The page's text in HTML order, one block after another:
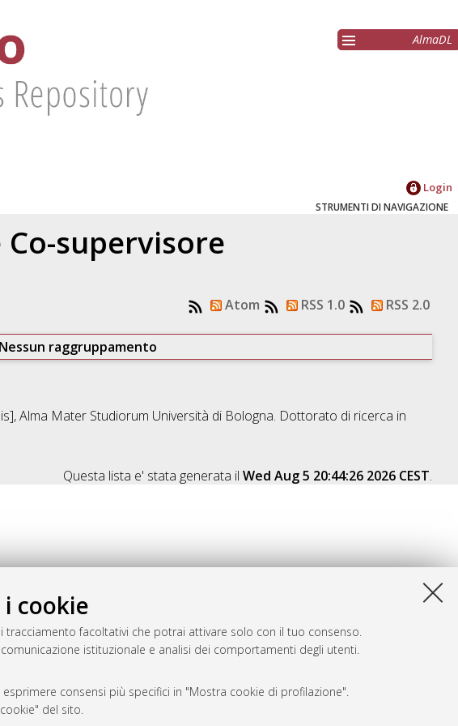
cookie
facoltativi che potrai attivare solo con il tuo consenso.
istituzionale e analisi dei comportamenti degli utenti.
consensi più specifici in "Mostra cookie di profilazione".
del sito.
AlmaDL
Login
STRUMENTI DI NAVIGAZIONE
supervisore
Atom RSS 1.0 RSS 2.0
Nessun raggruppamento
Alma Mater Studiorum Università di Bologna. Dottorato di ricerca in
Questa lista e' stata generata ilWed Aug 5 20:44:26 2026 CEST.